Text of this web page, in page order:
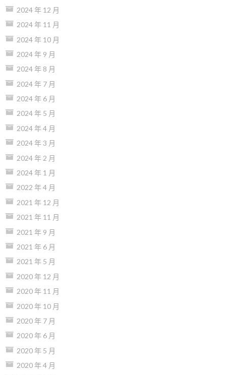
2024 年 12 月
2024 年 11 月
2024 年 10 月
2024 年 9 月
2024 年 8 月
2024 年 7 月
2024 年 6 月
2024 年 5 月
2024 年 4 月
2024 年 3 月
2024 年 2 月
2024 年 1 月
2022 年 4 月
2021 年 12 月
2021 年 11 月
2021 年 9 月
2021 年 6 月
2021 年 5 月
2020 年 12 月
2020 年 11 月
2020 年 10 月
2020 年 7 月
2020 年 6 月
2020 年 5 月
2020 年 4 月